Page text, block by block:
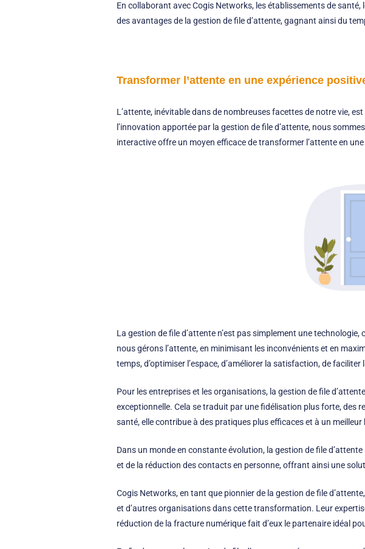
En collaborant avec Cogis Networks, les établissements de
des avantages de la gestion de file d’attente, gagnant ainsi du
Transformer l’attente en une expérience
L’attente, inévitable dans de nombreuses facettes de notre vie,
l’innovation apportée par la gestion de file d’attente, nous
interactive offre un moyen efficace de transformer l’attente en
La gestion de file d’attente n’est pas simplement une
nous gérons l’attente, en minimisant les inconvénients et en
temps, d’optimiser l’espace, d’améliorer la satisfaction, de
Pour les entreprises et les organisations, la gestion de file
exceptionnelle. Cela se traduit par une fidélisation plus forte, des
santé, elle contribue à des pratiques plus efficaces et à un
Dans un monde en constante évolution, la gestion de file
et de la réduction des contacts en personne, offrant ainsi une
Cogis Networks, en tant que pionnier de la gestion de file
et d’autres organisations dans cette transformation. Leur
réduction de la fracture numérique fait d’eux le partenaire idéal